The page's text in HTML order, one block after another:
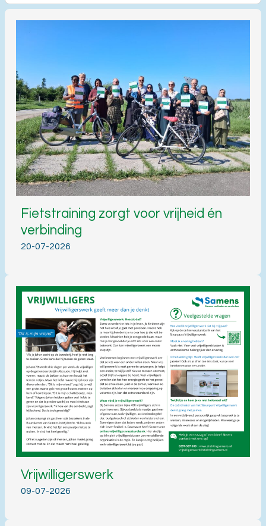
Fietstraining zorgt voor vrijheid én
verbinding
20-07-2026
Vrijwilligerswerk
09-07-2026